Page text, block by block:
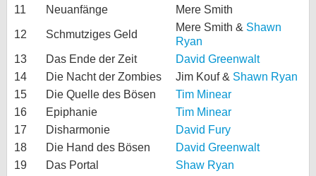
11
Neuanfänge Mere Smith
12 Schmutziges Geld
Mere Smith & Shawn
Ryan
13
Das Ende der Zeit
David Greenwalt
14
Die Nacht der Zombies Jim Kouf & Shawn Ryan
15
Die Quelle des Bösen
Tim Minear
16
Epiphanie
Tim Minear
17
Disharmonie
David Fury
18
Die Hand des Bösen
David Greenwalt
19
Das Portal Shaw Ryan